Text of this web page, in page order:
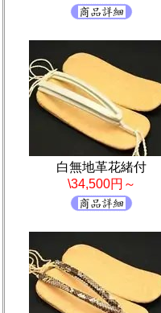
白無地革花緒付
\34,500円～